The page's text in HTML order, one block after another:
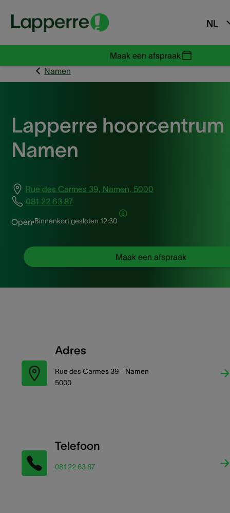
NL
Maak een afspraak
Namen
Lapperre hoorcentrum
Namen
Rue des Carmes 39, Namen, 5000
081 22 63 87
Open Binnenkort gesloten 12:30
Maak een afspraak
Adres
Rue des Carmes 39 - Namen
5000
Telefoon
081 22 63 87